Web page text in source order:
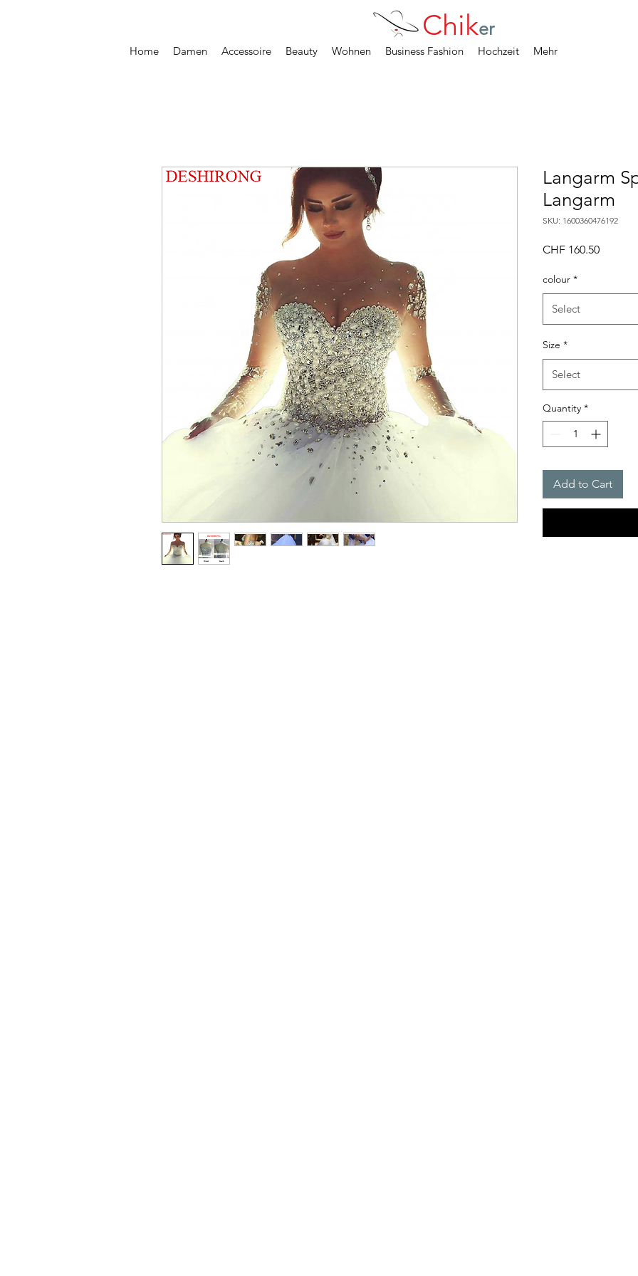
Chiker
Home Damen Accessoire Beauty Wohnen Business Fashion Hochzeit Mehr
Langarm
Langarm
SKU: 1600360476192
CHF 160.50Price
colour *
Select
Size *
Select
Quantity *
Add to Cart